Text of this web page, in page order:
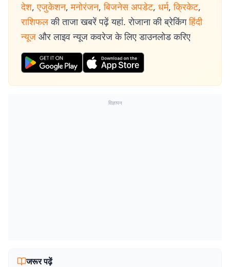
देश, एजुकेशन, मनोरंजन, बिजनेस अपडेट, धर्म, क्रिकेट,
राशिफल की ताजा खबरें पढ़ें यहां. रोजाना की ब्रेकिंग हिंदी
न्यूज और लाइव न्यूज कवरेज के लिए डाउनलोड करिए
विज्ञापन
जरूर पढ़ें